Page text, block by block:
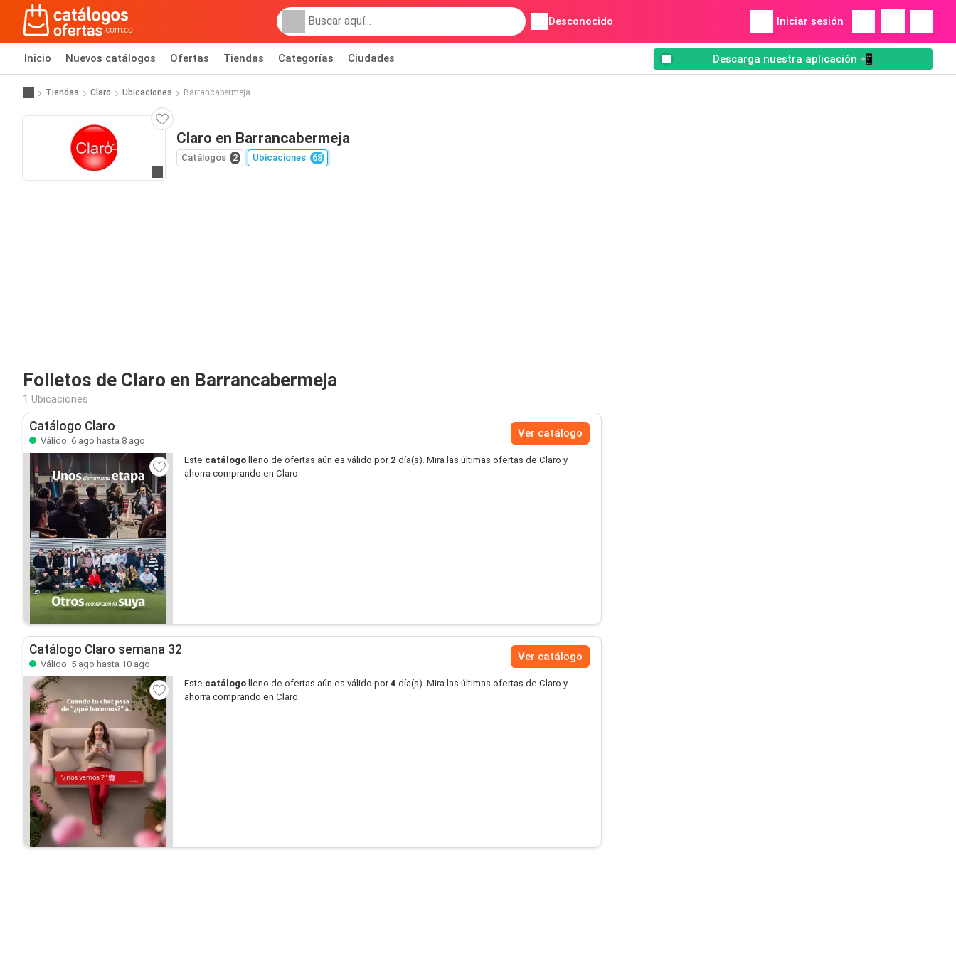
Desconocido Iniciar sesión
Inicio Nuevos catálogos Ofertas Tiendas Categorías Ciudades Descarga nuestra aplicación 📲
Tiendas Claro Ubicaciones Barrancabermeja
Claro en Barrancabermeja
Catálogos 2 Ubicaciones 68
Folletos de Claro en Barrancabermeja
1 Ubicaciones
Catálogo Claro
Válido: 6 ago hasta 8 ago
Ver catálogo
Este catálogo lleno de ofertas aún es válido por 2 día(s). Mira las últimas ofertas de Claro y
ahorra comprando en Claro.
Catálogo Claro semana 32
Válido: 5 ago hasta 10 ago
Ver catálogo
Este catálogo lleno de ofertas aún es válido por4 día(s). Mira las últimas ofertas de Claro y
ahorra comprando en Claro.